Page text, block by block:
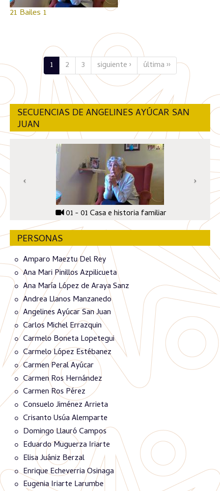
21 Bailes 1
1 2 3 siguiente › última ››
SECUENCIAS DE ANGELINES AYÚCAR SAN
JUAN
01 - 01 Casa e historia familiar
PERSONAS
Amparo Maeztu Del Rey
Ana Mari Pinillos Azpilicueta
Ana María López de Araya Sanz
Andrea Llanos Manzanedo
Angelines Ayúcar San Juan
Carlos Michel Errazquin
Carmelo Boneta Lopetegui
Carmelo López Estébanez
Carmen Peral Ayúcar
Carmen Ros Hernández
Carmen Ros Pérez
Consuelo Jiménez Arrieta
Crisanto Usúa Alemparte
Domingo Llauró Campos
Eduardo Muguerza Iriarte
Elisa Juániz Berzal
Enrique Echeverria Osinaga
Eugenia Iriarte Larumbe